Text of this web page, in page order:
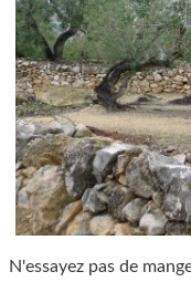
N'essayez pas de